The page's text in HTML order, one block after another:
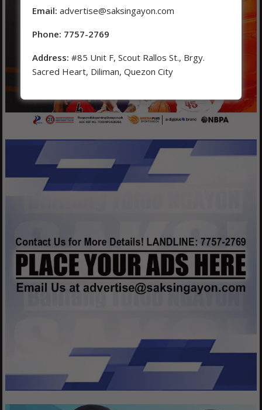
Email: advertise@saksingayon.com
Phone: 7757-2769
Address: #85 Unit F, Scout Rallos St., Brgy.
Sacred Heart, Diliman, Quezon City